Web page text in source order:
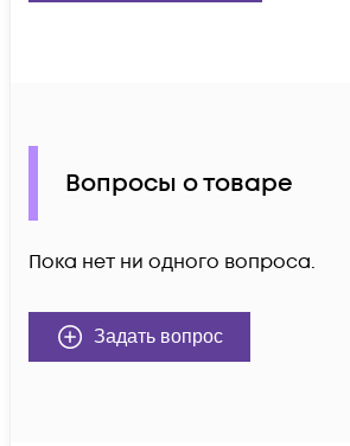
Вопросы о товаре
Пока нет ни одного вопроса.
Задать вопрос